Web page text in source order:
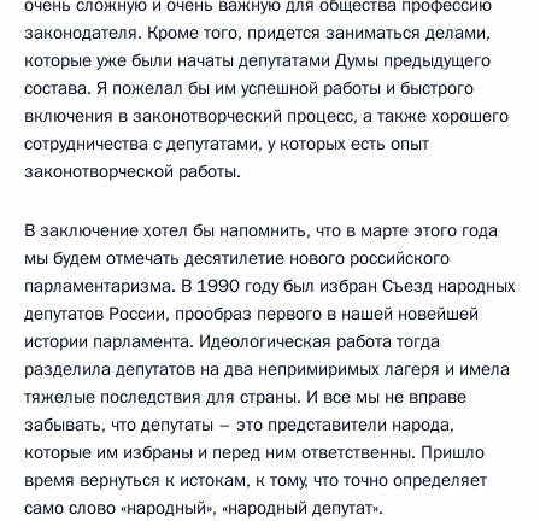
законодателя. Кроме того, придется заниматься делами,
которые уже были начаты депутатами Думы предыдущего
состава. Я пожелал бы им успешной работы и быстрого
включения в законотворческий процесс, а также хорошего
сотрудничества с депутатами, у которых есть опыт
законотворческой работы.
В заключение хотел бы напомнить, что в марте этого года
мы будем отмечать десятилетие нового российского
парламентаризма. В 1990 году был избран Съезд народных
депутатов России, прообраз первого в нашей новейшей
истории парламента. Идеологическая работа тогда
разделила депутатов на два непримиримых лагеря и имела
тяжелые последствия для страны. И все мы не вправе
забывать, что депутаты – это представители народа,
которые им избраны и перед ним ответственны. Пришло
время вернуться к истокам, к тому, что точно определяет
само слово «народный», «народный депутат».